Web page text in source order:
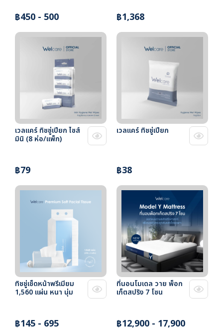
฿450 - 500 ฿1,368
เวลแคร์ ทิชชู่เปียก ไซส์
มินิ (8 ห่อ/แพ็ก)
฿79
เวลแคร์ ทิชชู่เปียก
฿38
ทิชชู่เช็ดหน้าพรีเมียม
1,560 แผ่น หนา นุ่ม
฿145 - 695
ที่นอนโมเดล วาย พ็อก
เก็ตสปริง 7 โซน
฿12,900 - 17,900